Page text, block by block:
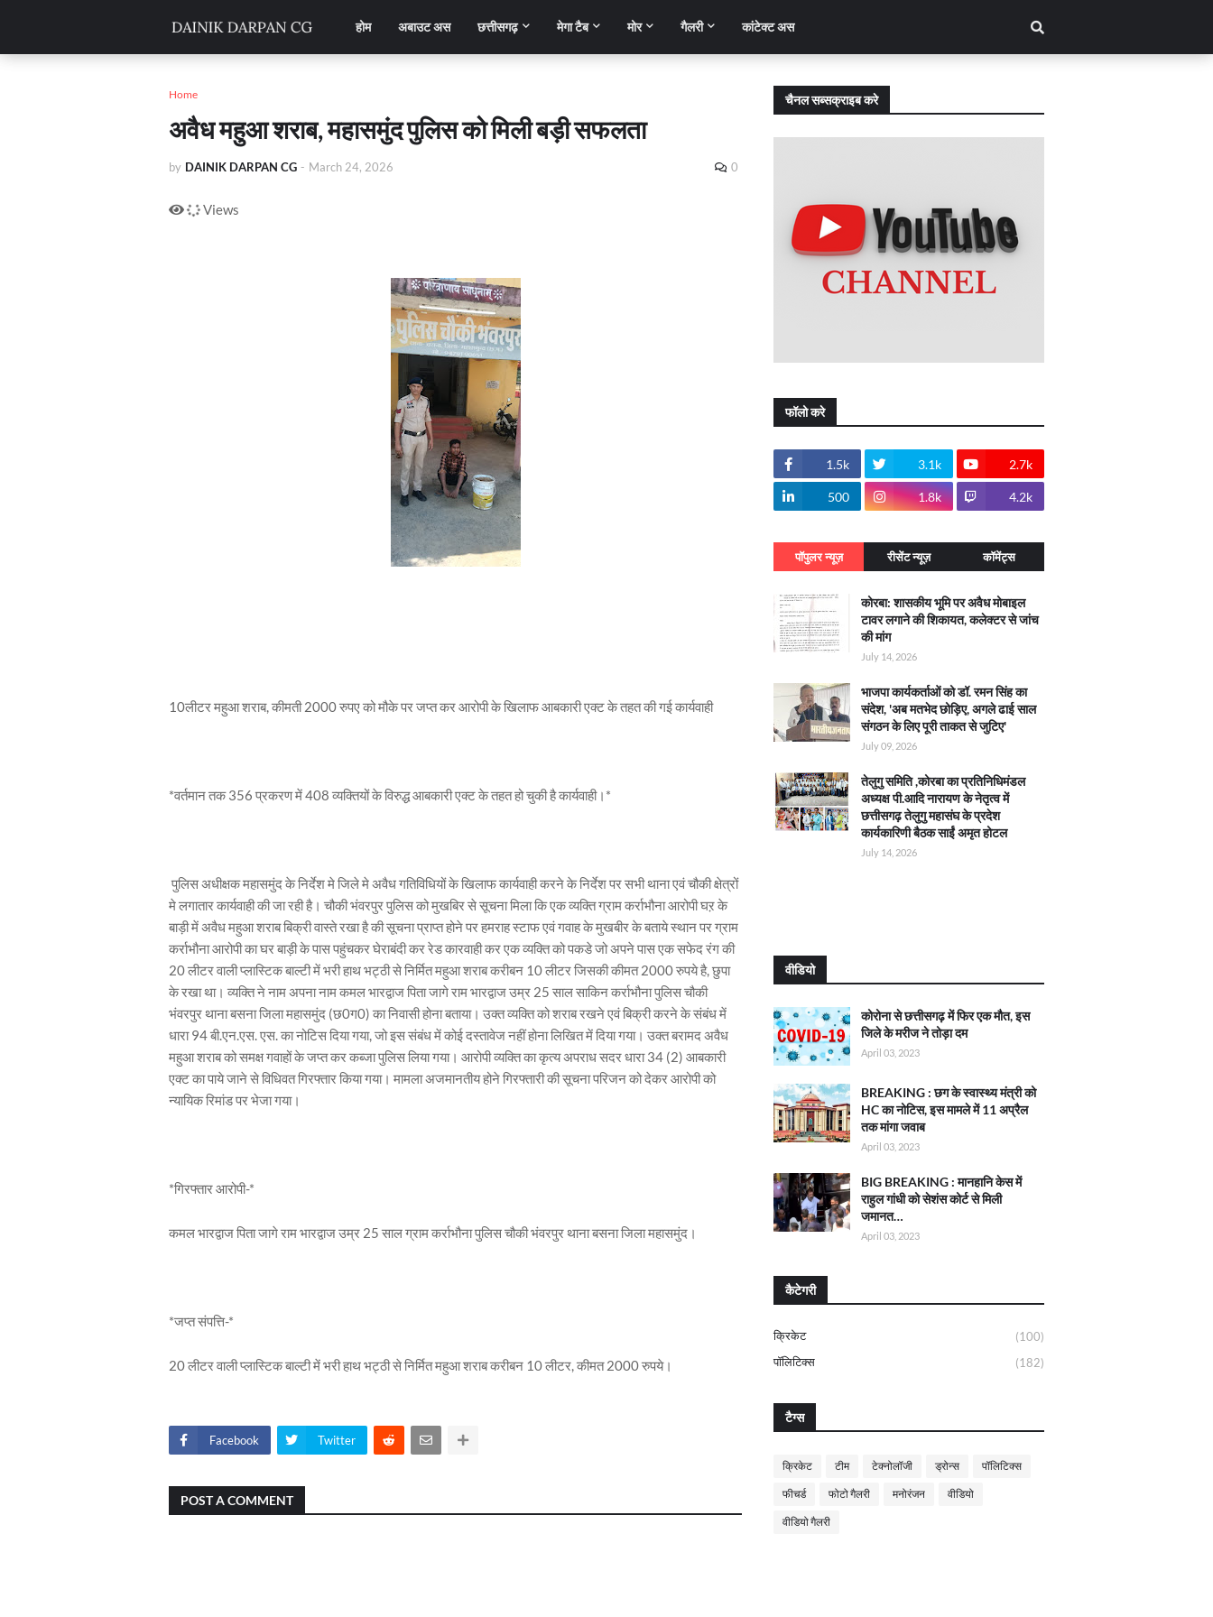
होम अबाउट अस छत्तीसगढ़ मेगा टैब मोर गैलरी कांटेक्ट अस
Home
अवैध महुआ शराब, महासमुंद पुलिस को मिली बड़ी सफलता
by DAINIK DARPAN CG - March 24, 2026 0
Views
10लीटर महुआ शराब, कीमती 2000 रुपए को मौके पर जप्त कर आरोपी के खिलाफ आबकारी एक्ट के तहत की गई कार्यवाही
*वर्तमान तक 356 प्रकरण में 408 व्यक्तियों के विरुद्ध आबकारी एक्ट के तहत हो चुकी है कार्यवाही।*
पुलिस अधीक्षक महासमुंद के निर्देश मे जिले मे अवैध गतिविधियों के खिलाफ कार्यवाही करने के निर्देश पर सभी थाना एवं चौकी क्षेत्रों
मे लगातार कार्यवाही की जा रही है। चौकी भंवरपुर पुलिस को मुखबिर से सूचना मिला कि एक व्यक्ति ग्राम कर्राभौना आरोपी घऱ के
बाड़ी में अवैध महुआ शराब बिक्री वास्ते रखा है की सूचना प्राप्त होने पर हमराह स्टाफ एवं गवाह के मुखबीर के बताये स्थान पर ग्राम
कर्राभौना आरोपी का घर बाड़ी के पास पहुंचकर घेराबंदी कर रेड कारवाही कर एक व्यक्ति को पकडे जो अपने पास एक सफेद रंग की
20 लीटर वाली प्लास्टिक बाल्टी में भरी हाथ भट्ठी से निर्मित महुआ शराब करीबन 10 लीटर जिसकी कीमत 2000 रुपये है, छुपा
के रखा था। व्यक्ति ने नाम अपना नाम कमल भारद्वाज पिता जागे राम भारद्वाज उम्र 25 साल साकिन कर्राभौना पुलिस चौकी
भंवरपुर थाना बसना जिला महासमुंद (छ0ग0) का निवासी होना बताया। उक्त व्यक्ति को शराब रखने एवं बिक्री करने के संबंध में
धारा 94 बी.एन.एस. एस. का नोटिस दिया गया, जो इस संबंध में कोई दस्तावेज नहीं होना लिखित में दिया गया। उक्त बरामद अवैध
महुआ शराब को समक्ष गवाहों के जप्त कर कब्जा पुलिस लिया गया। आरोपी व्यक्ति का कृत्य अपराध सदर धारा 34 (2) आबकारी
एक्ट का पाये जाने से विधिवत गिरफ्तार किया गया। मामला अजमानतीय होने गिरफ्तारी की सूचना परिजन को देकर आरोपी को
न्यायिक रिमांड पर भेजा गया।
*गिरफ्तार आरोपी-*
कमल भारद्वाज पिता जागे राम भारद्वाज उम्र 25 साल ग्राम कर्राभौना पुलिस चौकी भंवरपुर थाना बसना जिला महासमुंद।
*जप्त संपत्ति-*
20 लीटर वाली प्लास्टिक बाल्टी में भरी हाथ भट्ठी से निर्मित महुआ शराब करीबन 10 लीटर, कीमत 2000 रुपये।
Facebook Twitter
POST A COMMENT
चैनल सब्सक्राइब करे
फॉलो करे
1.5k 3.1k 2.7k
500 1.8k 4.2k
पॉपुलर न्यूज़ रीसेंट न्यूज़ कॉमेंट्स
कोरबा: शासकीय भूमि पर अवैध मोबाइल
टावर लगाने की शिकायत, कलेक्टर से जांच
की मांग
July 14, 2026
भाजपा कार्यकर्ताओं को डॉ. रमन सिंह का
संदेश, 'अब मतभेद छोड़िए, अगले ढाई साल
संगठन के लिए पूरी ताकत से जुटिए'
July 09, 2026
तेलुगु समिति ,कोरबा का प्रतिनिधिमंडल
अध्यक्ष पी.आदि नारायण के नेतृत्व में
छत्तीसगढ़ तेलुगु महासंघ के प्रदेश
कार्यकारिणी बैठक साईं अमृत होटल
July 14, 2026
वीडियो
कोरोना से छत्तीसगढ़ में फिर एक मौत, इस
जिले के मरीज ने तोड़ा दम
April 03, 2023
BREAKING : छग के स्वास्थ्य मंत्री को
HC का नोटिस, इस मामले में 11 अप्रैल
तक मांगा जवाब
April 03, 2023
BIG BREAKING : मानहानि केस में
राहुल गांधी को सेशंस कोर्ट से मिली
जमानत…
April 03, 2023
कैटेगरी
क्रिकेट
(100)
पॉलिटिक्स
(182)
टैग्स
क्रिकेट टीम टेक्नोलॉजी ड्रोन्स पॉलिटिक्स
फीचर्ड फोटो गैलरी मनोरंजन वीडियो
वीडियो गैलरी